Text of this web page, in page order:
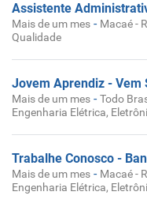
Assistente
Mais de um mes - Macaé -
Qualidade
Jovem Aprendiz - Vem
Mais de um mes -Todo
Engenharia Elétrica,
Trabalhe Conosco -
Mais de um mes - Macaé -
Engenharia Elétrica,